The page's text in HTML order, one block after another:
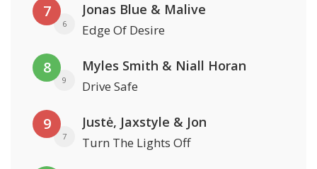
7
6
Jonas Blue & Malive
Edge Of Desire
8
9
Myles Smith & Niall Horan
Drive Safe
9
7
Justė, Jaxstyle & Jon
Turn The Lights Off